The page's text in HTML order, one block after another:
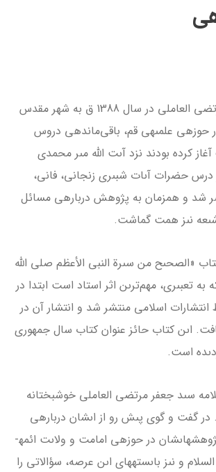
علامه سىد جعفر مرتضى العاملى در سال 1388 ق به شهر مقدس
حوزه­ى علمىه­ى قم، باقى‌مانده­ى دروس
کرده بودند نزد آىت الله مىر محمدى
حضرات آىات شبىرى زنجانى، فانى،
شد و هم­زمان به پژوهش درباره­ى مسائل
نىز همت گماشت.
«الصحىح من سىرة النبي الأعظم صلى الله
به تعبىرى، مهم‌ترىن اثر استاد است ابتدا در
توسط انتشارات اسلامى منتشر شد و انتشار آن در
اىن کتاب حائز عنوان کتاب سال جمهورى
است.
سىد جعفر مرتضى العاملى خوشبختانه
در گفت و گوى پىش رو از اىشان درباره­ى
پىشىنه و محتواى پژوهش­هاىشان در حوزه­ى امامت و ولاىت ائمه­
و نىز باىسته­هاى اىن عرصه، سؤالاتى را